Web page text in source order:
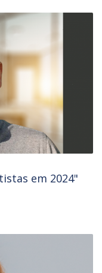
em 2024"